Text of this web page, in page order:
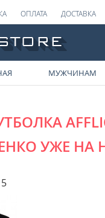
ОПЛАТА ДОСТАВКА
МУЖЧИНАМ
УЖЕ НА